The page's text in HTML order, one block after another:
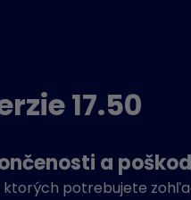
17.50
a
potrebujete